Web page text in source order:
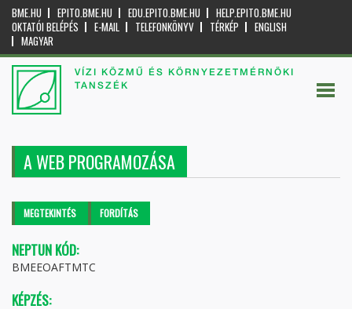
BME.HU EPITO.BME.HU EDU.EPITO.BME.HU
HELP.EPITO.BME.HU
OKTATÓI BELÉPÉS
E-MAIL TELEFONKÖNYV TÉRKÉP
ENGLISH
MAGYAR
VÍZI KÖZMŰ ÉS KÖRNYEZETMÉRNÖKI
TANSZÉK
A WEB PROGRAMOZÁSA
Elsődleges fülek
MEGTEKINTÉS (AKTÍVFORDÍTÁS
NEPTUN KÓD:
BMEEOAFTMTC
KÉPZÉS: